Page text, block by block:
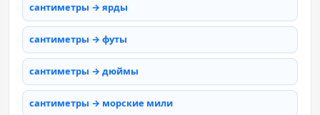
сантиметры → ярды
сантиметры → футы
сантиметры → дюймы
сантиметры → морские мили